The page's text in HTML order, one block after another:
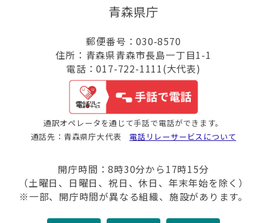
青森県庁
郵便番号：030-8570
住所：青森県青森市長島一丁目1-1
電話：017-722-1111(大代表)
通訳オペレータを通じて手話で電話ができます。
通話先：青森県庁大代表 電話リレーサービスについて
開庁時間：8時30分から17時15分
（土曜日、日曜日、祝日、休日、年末年始を除く）
※一部、開庁時間が異なる組織、施設があります。